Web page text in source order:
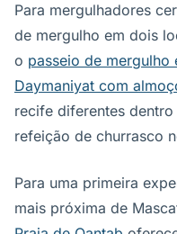
Para mergulhadores
de mergulho em dois
o passeio de mergulho
Daymaniyat com
recife diferentes
refeição de churrasco
Para uma primeira
mais próxima de